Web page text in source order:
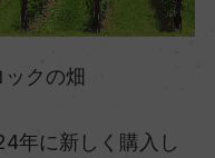
クの畑
年に新しく購入し